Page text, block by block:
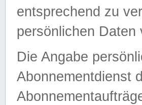
entsprechend zu
persönlichen Daten
Die Angabe
Abonnementdienst